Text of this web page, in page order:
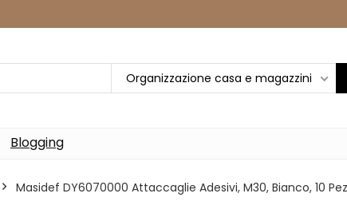
Organizzazione casa e magazzini
Blogging
Masidef DY6070000 Attaccaglie Adesivi, M30, Bianco, 10